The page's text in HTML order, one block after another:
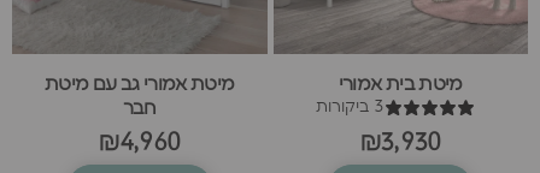
מיטת בית אמורי
3 ביקורות
₪3,930
מיטת אמורי גב עם מיטת
חבר
₪4,960